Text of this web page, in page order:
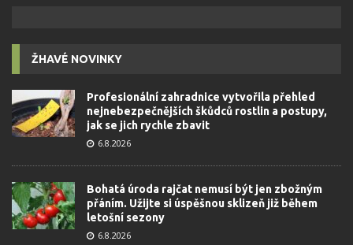
ŽHAVÉ NOVINKY
Profesionální zahradnice vytvořila přehled
nejnebezpečnějších škůdců rostlin a postupy,
jak se jich rychle zbavit
6.8.2026
Bohatá úroda rajčat nemusí být jen zbožným
přáním. Užijte si úspěšnou sklizeň již během
letošní sezony
6.8.2026